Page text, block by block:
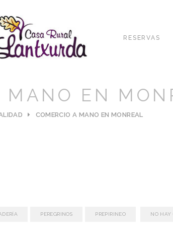
RESERVAS
MANO EN
COMERCIO A MANO EN MONREAL
PEREGRINOS PREPIRINEO NO HAY